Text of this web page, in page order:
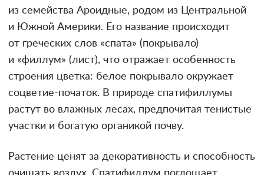
из семейства Ароидные, родом из Центральной
и Южной Америки. Его название происходит
от греческих слов «спата» (покрывало)
и «филлум» (лист), что отражает особенность
строения цветка: белое покрывало окружает
соцветие-початок. В природе спатифиллумы
растут во влажных лесах, предпочитая тенистые
участки и богатую органикой почву.
Растение ценят за декоративность и способность